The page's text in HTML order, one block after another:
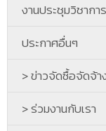
งานประชุมวิชากา
ประกาศอื่นๆ
> ข่าวจัดซื้อจัดจ้า
> ร่วมงานกับเรา